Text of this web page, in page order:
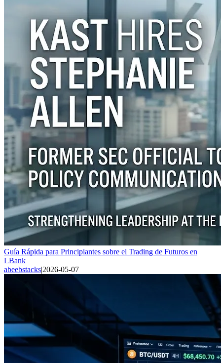
Guía Rápida para Principiantes sobre el Trading de Futuros en
LBank
abeebstacks|2026-05-07